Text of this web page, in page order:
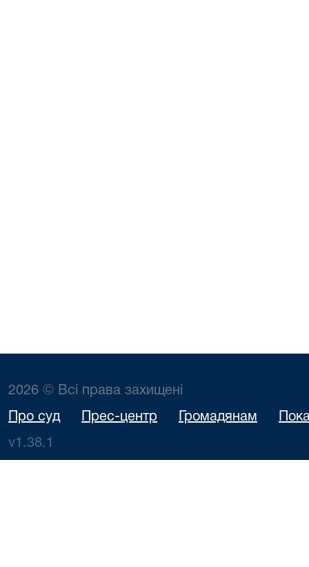
2026 © Всі права захищені
Про суд Прес-центр Громадянам
v1.38.1